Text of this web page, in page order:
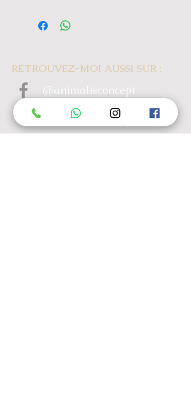
RETROUVEZ-MOI AUSSI SUR :
@animalisconcept
@animalisconcept